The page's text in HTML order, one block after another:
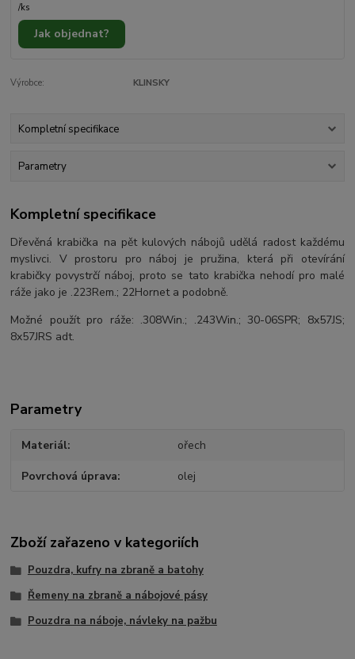
/ks
Jak objednat?
Výrobce: KLINSKY
Kompletní specifikace
Parametry
Kompletní specifikace
Dřevěná krabička na pět kulových nábojů udělá radost každému
myslivci. V prostoru pro náboj je pružina, která při otevírání
krabičky povystrčí náboj, proto se tato krabička nehodí pro malé
ráže jako je .223Rem.; 22Hornet a podobně.
Možné použít pro ráže: .308Win.; .243Win.; 30-06SPR; 8x57JS;
8x57JRS adt.
Parametry
Materiál ořech
Povrchová úprava olej
Zboží zařazeno v kategoriích
Pouzdra, kufry na zbraně a batohy
Řemeny na zbraně a nábojové pásy
Pouzdra na náboje, návleky na pažbu